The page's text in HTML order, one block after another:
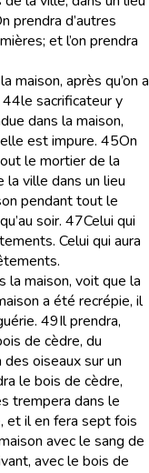
prendra d’autres
et l’on prendra
maison, après qu’on a
44le sacrificateur y
dans la maison,
est impure. 45On
le mortier de la
la ville dans un lieu
pendant tout le
soir. 47Celui qui
Celui qui aura
la maison, voit que la
a été recrépie, il
49Il prendra,
de cèdre, du
des oiseaux sur un
le bois de cèdre,
trempera dans le
et il en fera sept fois
avec le sang de
avec le bois de